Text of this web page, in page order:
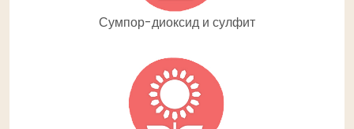
Сумпор-диоксид и сулфит